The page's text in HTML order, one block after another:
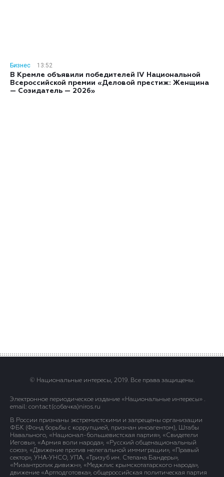
Бизнес
13:52
В Кремле объявили победителей IV Национальной
Всероссийской премии «Деловой престиж: Женщина
— Созидатель — 2026»
© Национальные интересы, 2019. Все права защищены.
Электронное периодическое издание «Национальные интересы» .
email: contact(сoбaчка)niros.ru
В России признаны экстремистскими и запрещены организации
ФБК (Фонд борьбы с коррупцией, признан иноагентом), Штабы
Навального, «Национал-большевистская партия», «Свидетели
Иеговы», «Армия воли народа», «Русский общенациональный
союз», «Движение против нелегальной иммиграции», «Правый
сектор», УНА-УНСО, УПА, «Тризуб им. Степана Бандеры»,
«Мизантропик дивижн», «Меджлис крымскотатарского народа»,
движение «Артподготовка», общероссийская политическая партия